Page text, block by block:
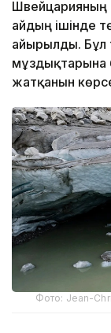
Швейцарияның
айдың ішінде
айырылды. Бұл
мұздықтарына
жатқанын
Фото: Jean-